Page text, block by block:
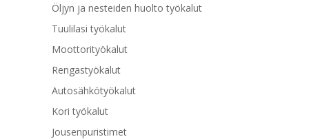
Öljyn ja nesteiden huolto työkalut
Tuulilasi työkalut
Moottorityökalut
Rengastyökalut
Autosähkötyökalut
Kori työkalut
Jousenpuristimet